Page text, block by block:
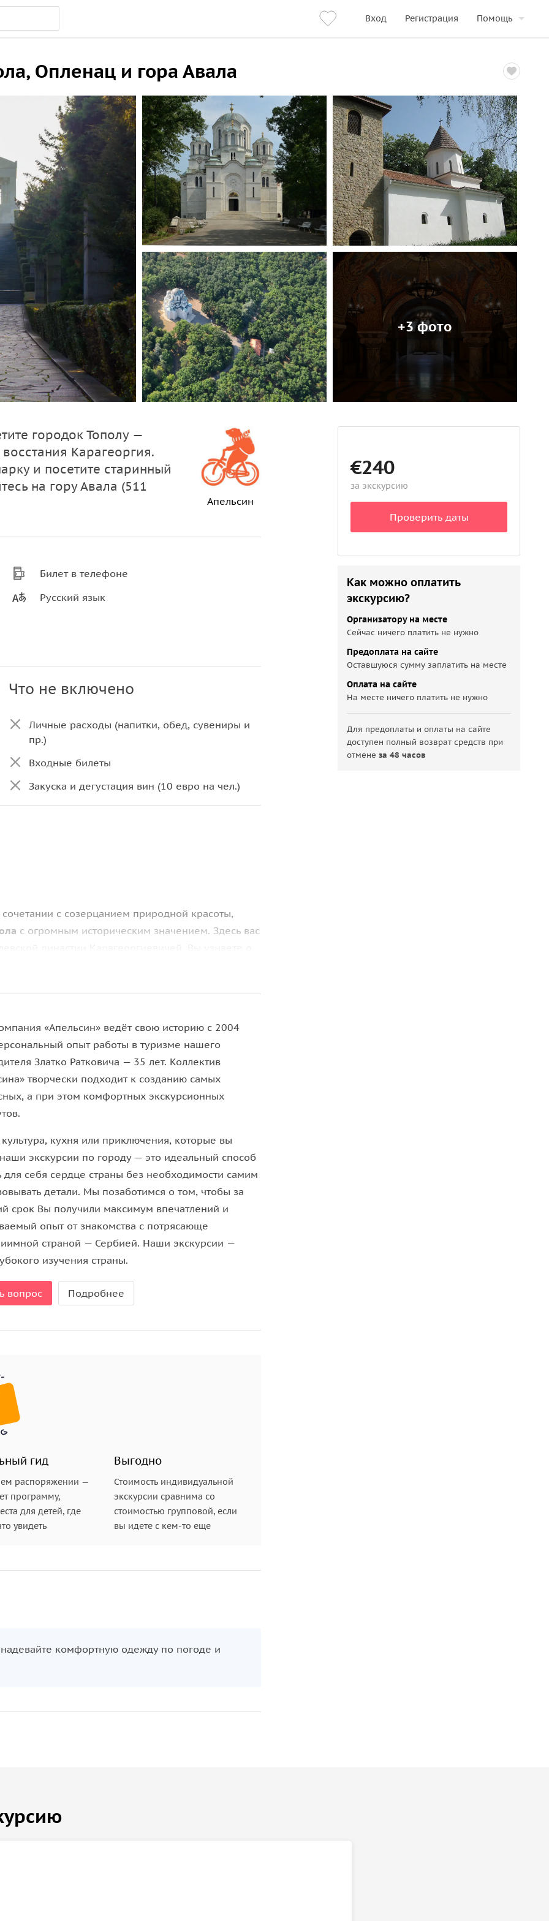
Вход Регистрация Помощь
Опленац и гора Авала
+3 фото
городок Тополу —
Карагеоргия.
и посетите старинный
на гору Авала (511
Апельсин
Билет в телефоне
Русский язык
Что не включено
Личные расходы (напитки, обед, сувениры и
пр.)
Входные билеты
Закуска и дегустация вин (10 евро на чел.)
с созерцанием природной красоты,
с огромным историческим значением. Здесь вас
времен Первого сербского восстания против
Сербии — церковь-мавзолей королевского
где захоронены 6 поколений знаменитого
панно, в создании которых принимал участие
выбрали именно это место для своей
не можем упустить и Королевскую винодельню.
являются старейшие бочки 1906 года,
подарки королю Александру и королеве Марии.
архивных вин, урожаев с 1931 по 1957
продегустировать и оценить вина из
мемориал Первой мировой войны —
об истории памятника и о его создателе
на вторую по величине вершину
Авала, построенную в 1960-х годах как
видом на Белград.
«Апельсин» ведёт свою историю с 2004
опыт работы в туризме нашего
Златко Ратковича — 35 лет. Коллектив
творчески подходит к созданию самых
а при этом комфортных экскурсионных
культура, кухня или приключения, которые вы
экскурсии по городу — это идеальный способ
для себя сердце страны без необходимости самим
детали. Мы позаботимся о том, чтобы за
срок Вы получили максимум впечатлений и
опыт от знакомства с потрясающе
страной — Сербией. Наши экскурсии —
изучения страны.
вопрос Подробнее
гид
распоряжении —
программу,
для детей, где
увидеть
Выгодно
Стоимость индивидуальной
экскурсии сравнима со
стоимостью групповой, если
вы идете с кем-то еще
комфортную одежду по погоде и
€240
за экскурсию
Проверить даты
Как можно оплатить
экскурсию?
Организатору на месте
Сейчас ничего платить не нужно
Предоплата на сайте
Оставшуюся сумму заплатить на месте
Оплата на сайте
На месте ничего платить не нужно
Для предоплаты и оплаты на сайте
доступен полный возврат средств при
отменеза 48 часов